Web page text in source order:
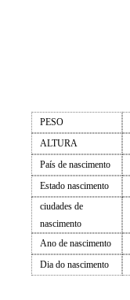
PESO
ALTURA
País de nascimento
Estado nascimento
ciudades de
nascimento
Ano de nascimento
Dia do nascimento